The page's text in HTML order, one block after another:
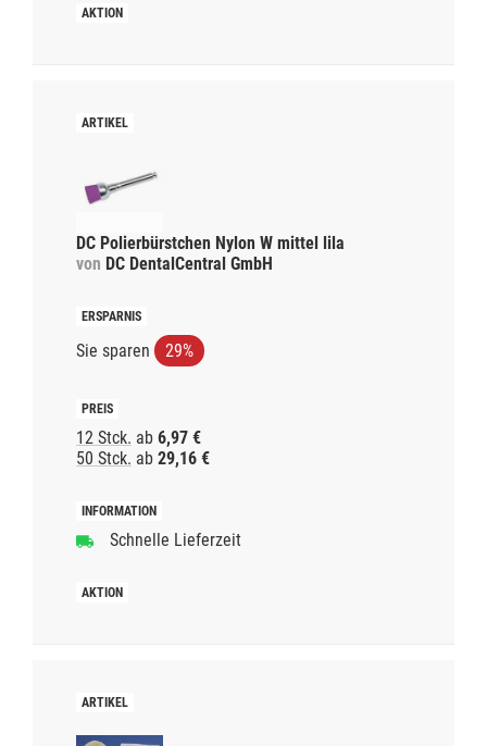
DC Polierbürstchen Nylon W mittel lila
von DC DentalCentral GmbH
Sie sparen 29%
12 Stck. ab 6,97 €
50 Stck. ab 29,16 €
Schnelle Lieferzeit